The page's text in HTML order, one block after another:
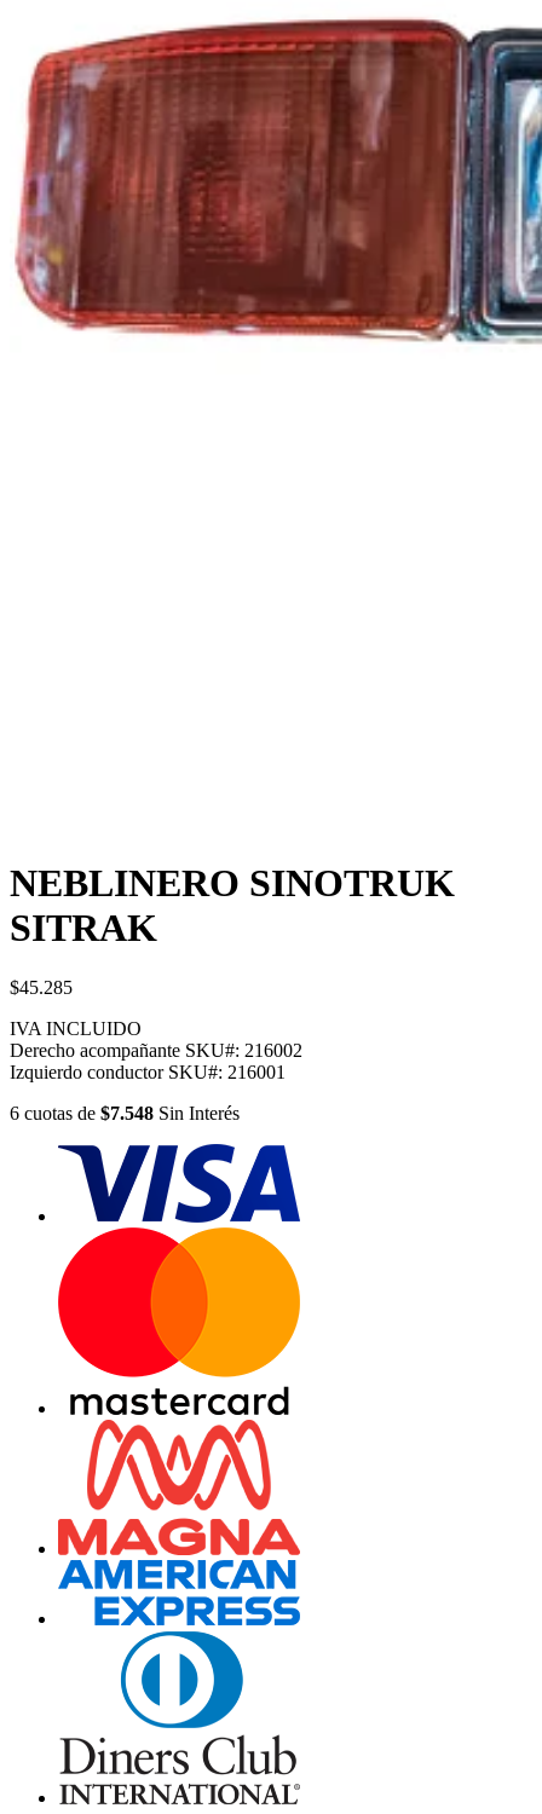
NEBLINERO SINOTRUK
SITRAK
$45.285
IVA INCLUIDO
Derecho acompañante SKU#: 216002
Izquierdo conductor SKU#: 216001
6 cuotas de $7.548 Sin Interés